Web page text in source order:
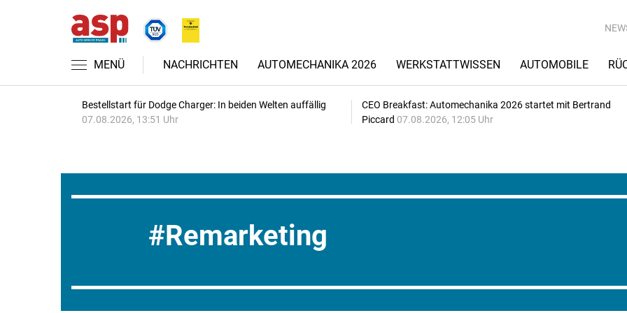
MENÜ NACHRICHTEN AUTOMECHANIKA 2026 WERKSTATTWISSEN AUTOMOBILE
Bestellstart für Dodge Charger: In beiden Welten auffällig
07.08.2026, 13:51 Uhr
CEO Breakfast: Automechanika 2026 startet mit Bertrand
Piccard 07.08.2026, 12:05 Uhr
Remarketing